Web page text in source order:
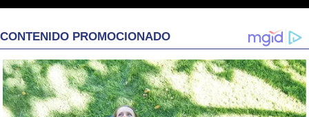
CONTENIDO PROMOCIONADO